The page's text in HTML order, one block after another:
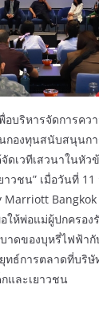
อบริหารจัดการคว
องทุนสนับสนุนกา
ดเวทีเสวนาในหัว
าวชน” เมื่อวันที่
Bangkok
ให้พ่อแม่ผู้ปกครอง
าดของบุหรี่ไฟฟ้ากั
ทธ์การตลาดที่บริ
และเยาวชน